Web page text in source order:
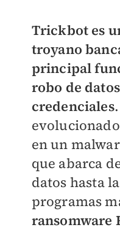
Trickbot es
troyano
principal
robo de
credenciales
en un
que abarca
datos hasta
programas
ransomware